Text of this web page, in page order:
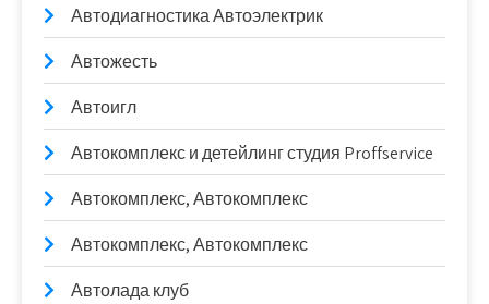
Автодиагностика Автоэлектрик
Автожесть
Автоигл
Автокомплекс и детейлинг студия Proffservice
Автокомплекс, Автокомплекс
Автокомплекс, Автокомплекс
Автолада клуб